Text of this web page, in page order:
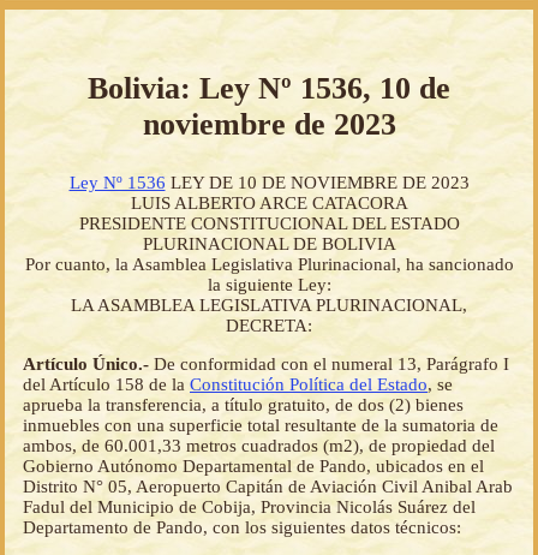
Bolivia: Ley Nº 1536, 10 de
noviembre de 2023
Ley Nº 1536 LEY DE 10 DE NOVIEMBRE DE 2023
LUIS ALBERTO ARCE CATACORA
PRESIDENTE CONSTITUCIONAL DEL ESTADO
PLURINACIONAL DE BOLIVIA
Por cuanto, la Asamblea Legislativa Plurinacional, ha sancionado
la siguiente Ley:
LA ASAMBLEA LEGISLATIVA PLURINACIONAL,
DECRETA:
Artículo Único.- De conformidad con el numeral 13, Parágrafo I
del Artículo 158 de la Constitución Política del Estado, se
aprueba la transferencia, a título gratuito, de dos (2) bienes
inmuebles con una superficie total resultante de la sumatoria de
ambos, de 60.001,33 metros cuadrados (m2), de propiedad del
Gobierno Autónomo Departamental de Pando, ubicados en el
Distrito N° 05, Aeropuerto Capitán de Aviación Civil Anibal Arab
Fadul del Municipio de Cobija, Provincia Nicolás Suárez del
Departamento de Pando, con los siguientes datos técnicos: